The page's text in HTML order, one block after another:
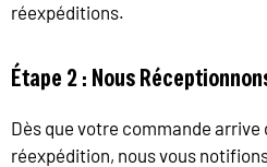
réexpéditions.
Étape 2 : Nous
Dès que votre commande
réexpédition, nous vous